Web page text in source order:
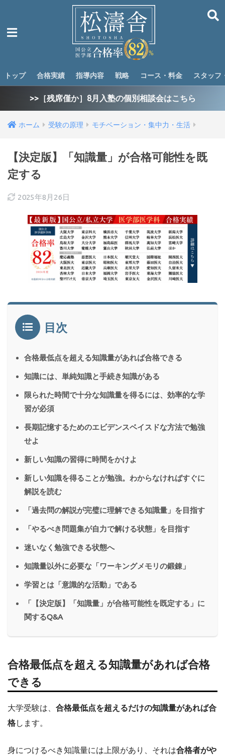
トップ 合格実績 指導内容 戦略 コース・料金 スタッフ
>>［残席僅か］8月入塾の個別相談会はこちら
ホーム 受験の原理 モチベーション・集中力・生活
【決定版】「知識量」が合格可能性を既
定する
2025年8月26日
目次
合格最低点を超える知識量があれば合格できる
知識には、単純知識と手続き知識がある
限られた時間で十分な知識量を得るには、効率的な学
習が必須
長期記憶するためのエビデンスベイスドな方法で勉強
せよ
新しい知識の習得に時間をかけよ
新しい知識を得ることが勉強。わからなければすぐに
解説を読む
「過去問の解説が完璧に理解できる知識量」を目指す
「やるべき問題集が自力で解ける状態」を目指す
迷いなく勉強できる状態へ
知識量以外に必要な「ワーキングメモリの鍛錬」
学習とは「意識的な活動」である
「【決定版】「知識量」が合格可能性を既定する」に
関するQ&A
合格最低点を超える知識量があれば合格
できる
大学受験は、 合格最低点を超えるだけの知識量があれば合
格します。
身につけるべき知識量には上限があり、それは合格者がや